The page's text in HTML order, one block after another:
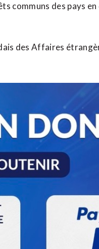
communs des pays
des Affaires